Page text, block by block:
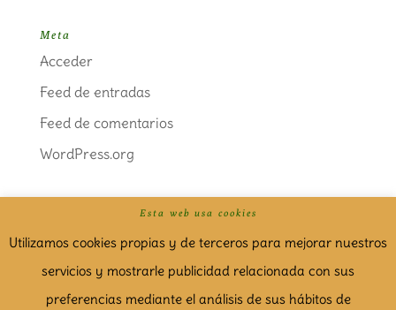
Meta
Acceder
Feed de entradas
Feed de comentarios
WordPress.org
Politica de cookies Aviso Legal
Esta web usa cookies
Utilizamos cookies propias y de terceros para mejorar nuestros
servicios y mostrarle publicidad relacionada con sus
preferencias mediante el análisis de sus hábitos de